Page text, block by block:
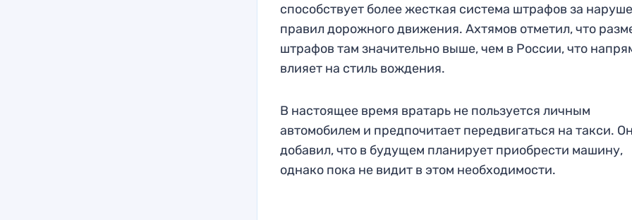
способствует более жесткая система штрафов за
правил дорожного движения. Ахтямов отметил, что
штрафов там значительно выше, чем в России, что
влияет на стиль вождения.
В настоящее время вратарь не пользуется личным
автомобилем и предпочитает передвигаться на такси. Он
добавил, что в будущем планирует приобрести машину,
однако пока не видит в этом необходимости.